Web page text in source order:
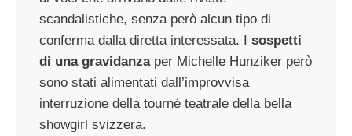
scandalistiche, senza però alcun tipo di
conferma dalla diretta interessata. I sospetti
di una gravidanzaper Michelle Hunziker però
sono stati alimentati dall’improvvisa
interruzione della tourné teatrale della bella
showgirl svizzera.